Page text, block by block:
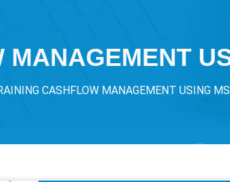
CASHFLOW MANAGEMENT USING